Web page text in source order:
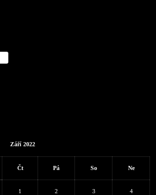
Září 2022
Čt Pá So Ne
1 2 3 4